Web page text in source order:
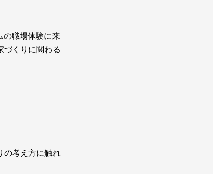
の職場体験に来
づくりに関わる
の考え方に触れ